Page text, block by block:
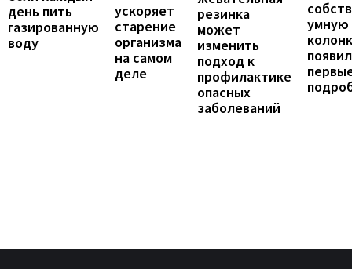
день пить
газированную
воду
ускоряет
старение
организма
на самом
деле
резинка
может
изменить
подход к
профилактике
опасных
заболеваний
умную